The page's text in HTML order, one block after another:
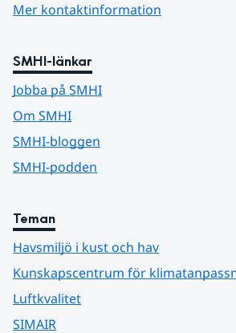
Mer kontaktinformation
SMHI-länkar
Jobba på SMHI
Om SMHI
SMHI-bloggen
SMHI-podden
Teman
Havsmiljö i kust och hav
Kunskapscentrum för
Luftkvalitet
SIMAIR